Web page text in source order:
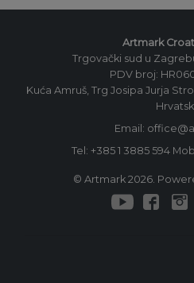
Artmark
Trgovački sud u
PDV broj:
Kuća Amruš, Trg Josipa Jurja
Email:
Tel: +385 1 3885 594
© Artmark 2026.